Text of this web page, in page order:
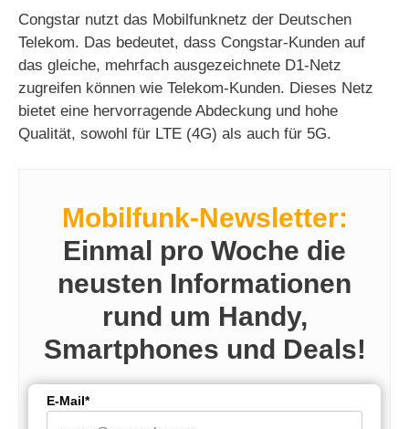
o
Congstar nutzt das Mobilfunknetz der Deutschen
Telekom. Das bedeutet, dass Congstar-Kunden auf
das gleiche, mehrfach ausgezeichnete D1-Netz
zugreifen können wie Telekom-Kunden. Dieses Netz
bietet eine hervorragende Abdeckung und hohe
Qualität, sowohl für LTE (4G) als auch für 5G.
Mobilfunk-Newsletter:
Einmal pro Woche die
neusten Informationen
rund um Handy,
Smartphones und Deals!
E-Mail*